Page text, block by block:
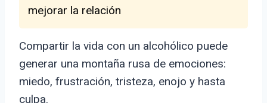
mejorar la relación
Compartir la vida con un alcohólico puede
generar una montaña rusa de emociones:
miedo, frustración, tristeza, enojo y hasta
culpa.